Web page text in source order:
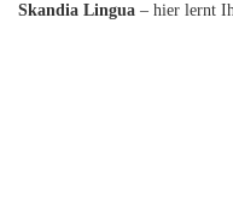
Skandia Lingua – hier lernt